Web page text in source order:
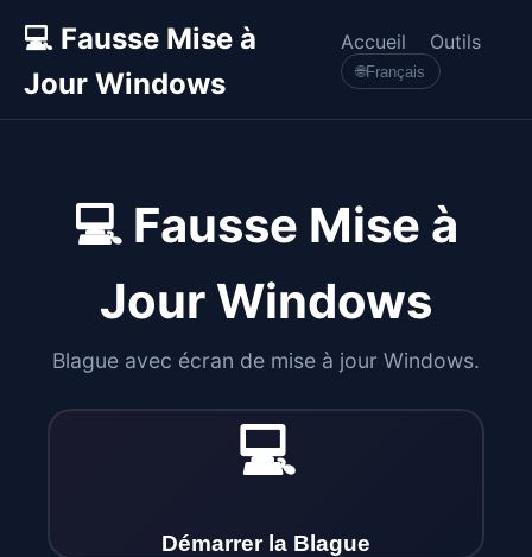
💻 Fausse Mise à
Jour Windows
Accueil Outils
🌐Français
💻 Fausse Mise à
Jour Windows
Blague avec écran de mise à jour Windows.
💻
Démarrer la Blague